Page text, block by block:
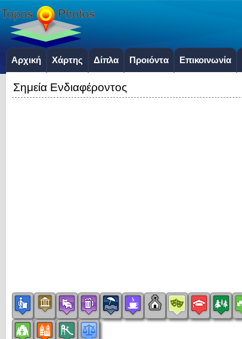
Αρχική Χάρτης Δίπλα Προιόντα Επικοινωνία
Σημεία Ενδιαφέροντος